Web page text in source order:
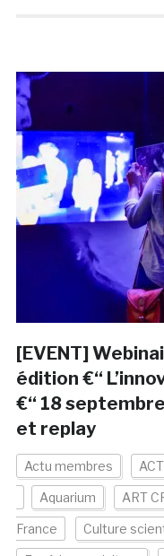
[EVENT]
édition €“
€“ 18
et replay
Actu membres
Aquarium ART
France Culture